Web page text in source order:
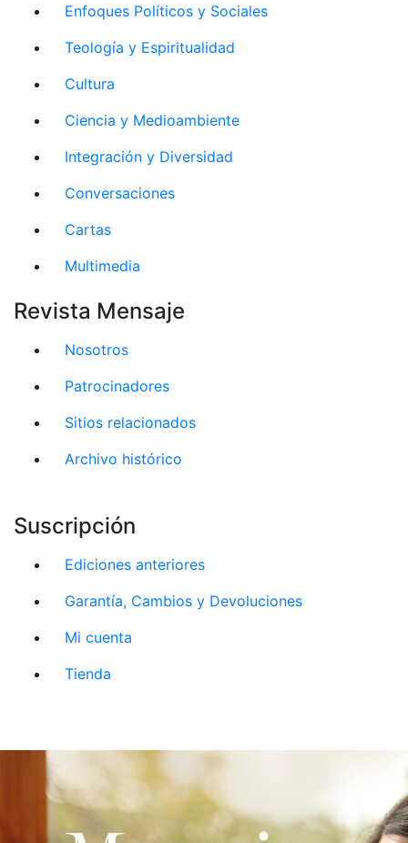
Enfoques Políticos y Sociales
Teología y Espiritualidad
Cultura
Ciencia y Medioambiente
Integración y Diversidad
Conversaciones
Cartas
Multimedia
Revista Mensaje
Nosotros
Patrocinadores
Sitios relacionados
Archivo histórico
Suscripción
Ediciones anteriores
Garantía, Cambios y Devoluciones
Mi cuenta
Tienda